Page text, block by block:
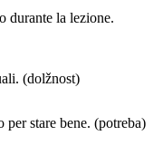
durante la lezione.
(dolžnost)
per stare bene. (potreba)